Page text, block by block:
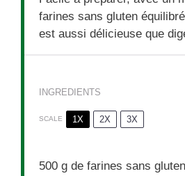
farines sans gluten
est aussi délicieuse que
INGREDIENTS
SCALE 1X 2X 3X
500 g de farines sans